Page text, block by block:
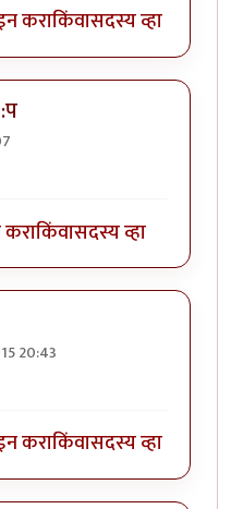
कराकिंवासदस्य व्हा
किंवासदस्य व्हा
20:43
कराकिंवासदस्य व्हा